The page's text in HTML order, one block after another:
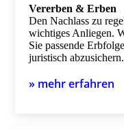
Vererben & Erben
Den Nachlass zu
wichtiges Anliegen.
Sie passende
juristisch abzusichern.
» mehr erfahren